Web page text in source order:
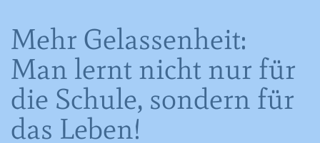
Mehr Gelassenheit:
Man lernt nicht nur für
die Schule, sondern für
das Leben!